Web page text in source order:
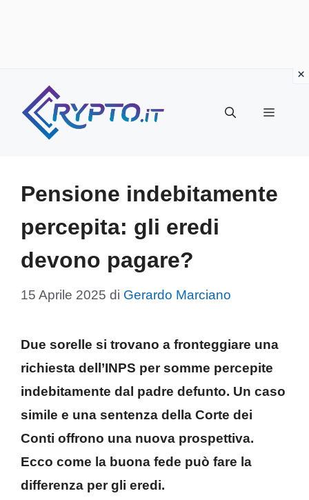
contenuto
Menu
Pensione indebitamente
percepita: gli eredi
devono pagare?
15 Aprile 2025 di Gerardo Marciano
Due sorelle si trovano a fronteggiare una
richiesta dell’INPS per somme percepite
indebitamente dal padre defunto. Un caso
simile e una sentenza della Corte dei
Conti offrono una nuova prospettiva.
Ecco come la buona fede può fare la
differenza per gli eredi.